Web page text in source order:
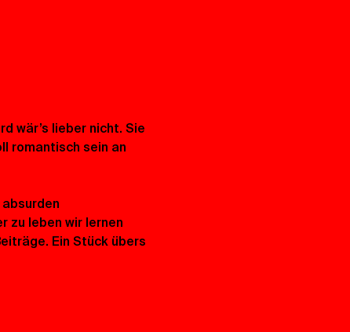
wär’s lieber nicht. Sie
romantisch sein an
zu leben wir lernen
Ein Stück übers